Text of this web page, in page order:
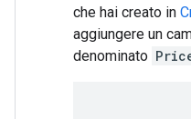
che hai creato in
aggiungere un
denominato